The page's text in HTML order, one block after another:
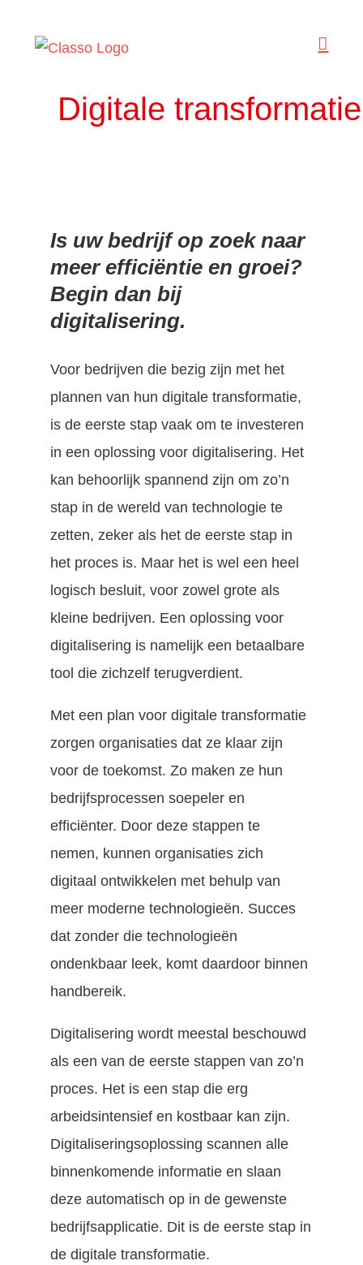
Digitale transformatie
Is uw bedrijf op zoek naar
meer efficiëntie en groei?
Begin dan bij
digitalisering.
Voor bedrijven die bezig zijn met het
plannen van hun digitale transformatie,
is de eerste stap vaak om te investeren
in een oplossing voor digitalisering. Het
kan behoorlijk spannend zijn om zo’n
stap in de wereld van technologie te
zetten, zeker als het de eerste stap in
het proces is. Maar het is wel een heel
logisch besluit, voor zowel grote als
kleine bedrijven. Een oplossing voor
digitalisering is namelijk een betaalbare
tool die zichzelf terugverdient.
Met een plan voor digitale transformatie
zorgen organisaties dat ze klaar zijn
voor de toekomst. Zo maken ze hun
bedrijfsprocessen soepeler en
efficiënter. Door deze stappen te
nemen, kunnen organisaties zich
digitaal ontwikkelen met behulp van
meer moderne technologieën. Succes
dat zonder die technologieën
ondenkbaar leek, komt daardoor binnen
handbereik.
Digitalisering wordt meestal beschouwd
als een van de eerste stappen van zo’n
proces. Het is een stap die erg
arbeidsintensief en kostbaar kan zijn.
Digitaliseringsoplossing scannen alle
binnenkomende informatie en slaan
deze automatisch op in de gewenste
bedrijfsapplicatie. Dit is de eerste stap in
de digitale transformatie.